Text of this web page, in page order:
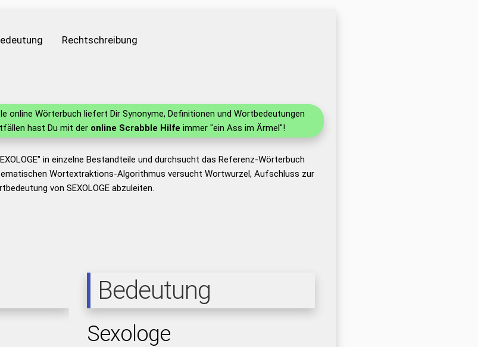
Rechtschreibung
online Wörterbuch liefert Dir Synonyme, Definitionen und Wortbedeutungen
hast Du mit der online Scrabble Hilfe immer "ein Ass im Ärmel"!
in einzelne Bestandteile und durchsucht das Referenz-Wörterbuch
Wortextraktions-Algorithmus versucht Wortwurzel, Aufschluss zur
von SEXOLOGE abzuleiten.
Bedeutung
Sexologe